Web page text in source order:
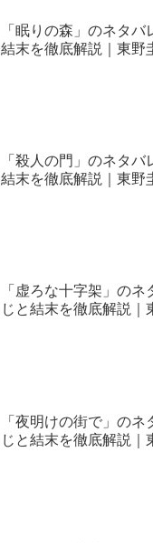
「眠りの森」のネタバ
結末を徹底解説｜東野
「殺人の門」のネタバ
結末を徹底解説｜東野
「虚ろな十字架」の
じと結末を徹底解説｜
「夜明けの街で」の
じと結末を徹底解説｜